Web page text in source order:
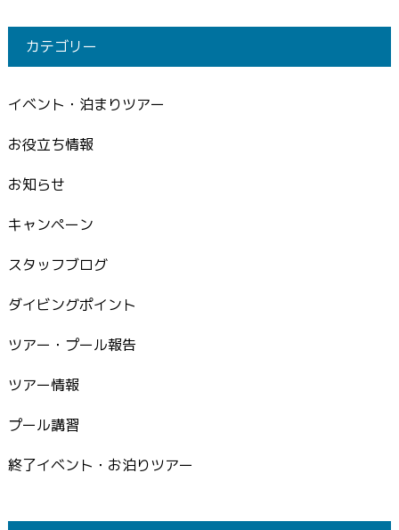
カテゴリー
イベント・泊まりツアー
お役立ち情報
お知らせ
キャンペーン
スタッフブログ
ダイビングポイント
ツアー・プール報告
ツアー情報
プール講習
終了イベント・お泊りツアー